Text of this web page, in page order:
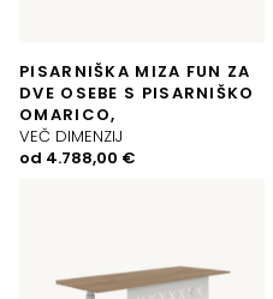
PISARNIŠKA MIZA FUN ZA
DVE OSEBE S PISARNIŠKO
OMARICO,
VEČ DIMENZIJ
od 4.788,00 €